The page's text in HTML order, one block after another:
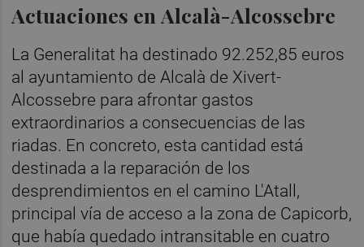
Actuaciones en Alcalà-Alcossebre
La Generalitat ha destinado 92.252,85 euros
al ayuntamiento de Alcalà de Xivert-
Alcossebre para afrontar gastos
extraordinarios a consecuencias de las
riadas. En concreto, esta cantidad está
destinada a la reparación de los
desprendimientos en el camino L'Atall,
principal vía de acceso a la zona de Capicorb,
que había quedado intransitable en cuatro